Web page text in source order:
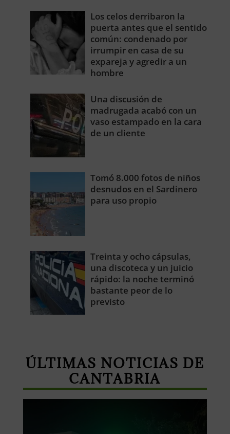
Los celos derribaron la
puerta antes que el sentido
común: condenado por
irrumpir en casa de su
expareja y agredir a un
hombre
Una discusión de
madrugada acabó con un
vaso estampado en la cara
de un cliente
Tomó 8.000 fotos de niños
desnudos en el Sardinero
para uso propio
Treinta y ocho cápsulas,
una discoteca y un juicio
rápido: la noche terminó
bastante peor de lo
previsto
ÚLTIMAS NOTICIAS DE
CANTABRIA